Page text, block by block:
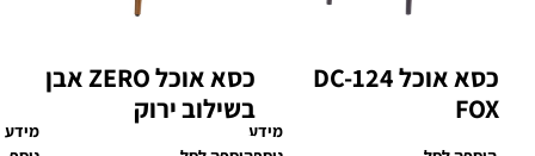
כסא אוכל DC-124
FOX
מידע
כסא אוכל ZERO אבן
בשילוב ירוק
מידע